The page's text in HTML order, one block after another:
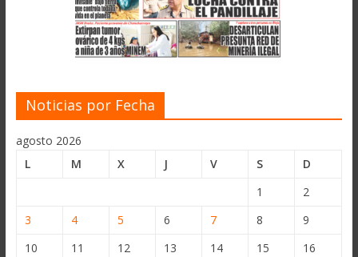
Noticias por Fecha
agosto 2026
L
M X J V S
D
1
2
3
4 5 6 7 8
9
10
11 12 13 14 15
16